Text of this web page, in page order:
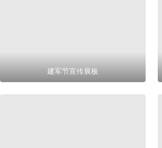
建军节宣传展板